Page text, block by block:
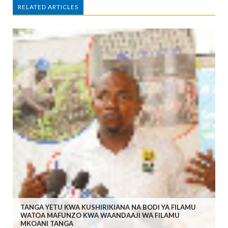
RELATED ARTICLES
TANGA YETU KWA KUSHIRIKIANA NA BODI YA FILAMU
WATOA MAFUNZO KWA WAANDAAJI WA FILAMU
MKOANI TANGA